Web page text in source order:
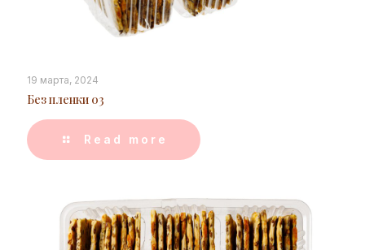
19 марта, 2024
Без пленки 03
Read more